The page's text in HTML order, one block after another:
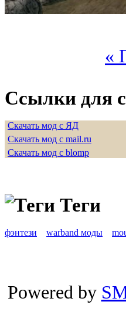
«
Ссылки для
Скачать мод с ЯД
Скачать мод с mail.ru
Скачать мод с blomp
Теги
фэнтези warband моды
Powered by